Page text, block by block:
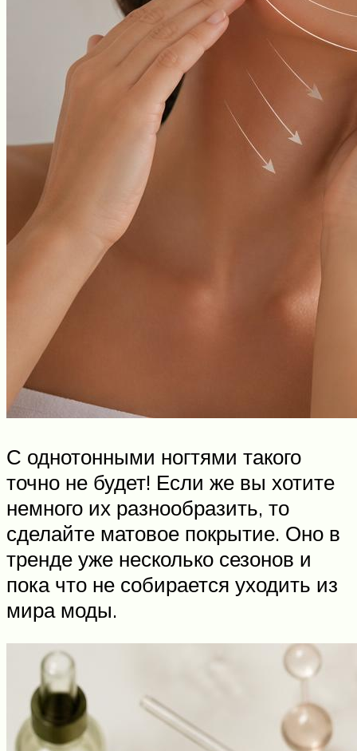
С однотонными ногтями такого
точно не будет! Если же вы хотите
немного их разнообразить, то
сделайте матовое покрытие. Оно в
тренде уже несколько сезонов и
пока что не собирается уходить из
мира моды.